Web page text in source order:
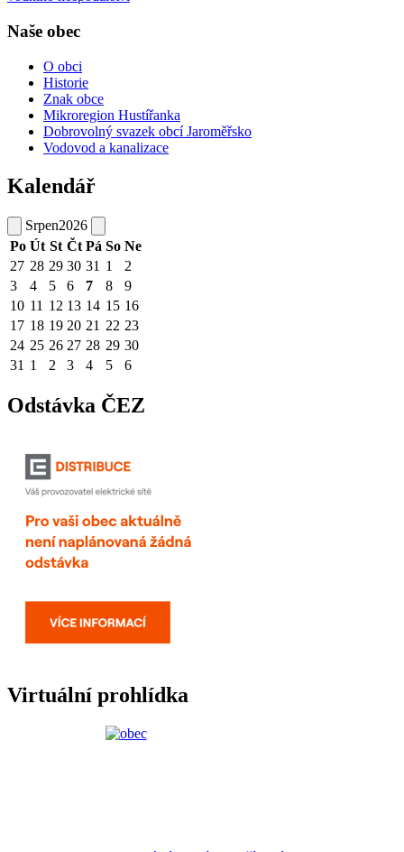
Naše obec
O obci
Historie
Znak obce
Mikroregion Hustířanka
Dobrovolný svazek obcí Jaroměřsko
Vodovod a kanalizace
Kalendář
Srpen2026
Po Út St Čt Pá So Ne
27 28 29 30 31 1
2
3
4 5 6 7 8
9
10 11 12 13 14 15 16
17 18 19 20 21 22 23
24 25 26 27 28 29 30
31 1 2 3 4 5 6
Odstávka ČEZ
Virtuální prohlídka